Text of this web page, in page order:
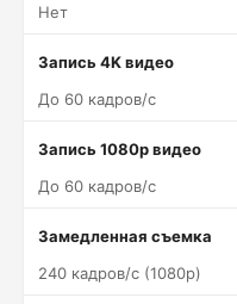
Нет
Запись 4K видео
До 60 кадров/c
Запись 1080p видео
До 60 кадров/c
Замедленная съемка
240 кадров/c (1080p)